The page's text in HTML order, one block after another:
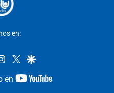
en:
instagram
twittergoogle
en
youtube-